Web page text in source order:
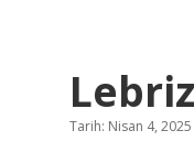
Tarih: Nisan 4, 2025